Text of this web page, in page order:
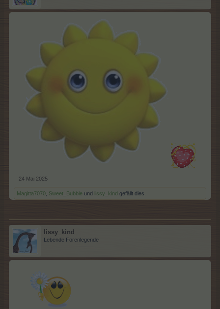
24 Mai 2025
Magitta7070 Sweet_Bubble und lissy_kind gefällt dies.
lissy_kind
Lebende Forenlegende